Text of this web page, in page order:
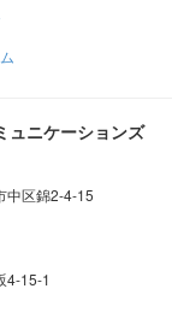
ュニケーションズ
中区錦2-4-15
4-15-1